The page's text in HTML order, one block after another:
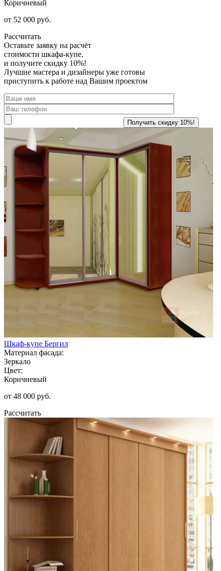
Коричневый
от 52 000 руб.
Рассчитать
Оставьте заявку на расчёт
стоимости шкафа-купе,
и получите скидку 10%!
Лучшие мастера и дизайнеры уже готовы
приступить к работе над Вашим проектом
Шкаф-купе Бергил
Материал фасада:
Зеркало
Цвет:
Коричневый
от 48 000 руб.
Рассчитать